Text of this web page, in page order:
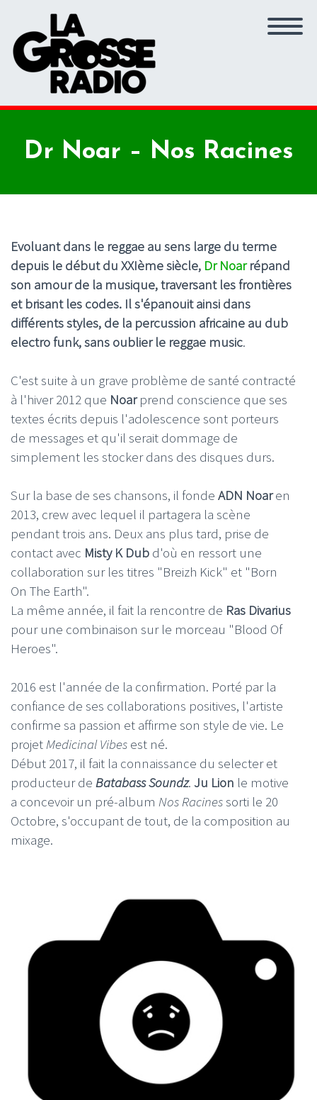
Dr Noar – Nos Racines
Evoluant dans le reggae au sens large du terme
depuis le début du XXIème siècle, Dr Noarrépand
son amour de la musique, traversant les frontières
et brisant les codes. Il s'épanouit ainsi dans
différents styles, de la percussion africaine au dub
electro funk, sans oublier le reggae music.
C'est suite à un grave problème de santé contracté
à l'hiver 2012 que Noarprend conscience que ses
textes écrits depuis l'adolescence sont porteurs
de messages et qu'il serait dommage de
simplement les stocker dans des disques durs.
Sur la base de ses chansons, il fonde ADN Noaren
2013, crew avec lequel il partagera la scène
pendant trois ans. Deux ans plus tard, prise de
contact avec Misty K Dub d'où en ressort une
collaboration sur les titres "Breizh Kick" et "Born
On The Earth".
La même année, il fait la rencontre de Ras Divarius
pour une combinaison sur le morceau "Blood Of
Heroes".
2016 est l'année de la confirmation. Porté par la
confiance de ses collaborations positives, l'artiste
confirme sa passion et affirme son style de vie. Le
projetMedicinal Vibes est né.
Début 2017, il fait la connaissance du selecter et
producteur de Batabass Soundz. Ju Lion le motive
a concevoir un pré-album Nos Racinessorti le 20
Octobre, s'occupant de tout, de la composition au
mixage.